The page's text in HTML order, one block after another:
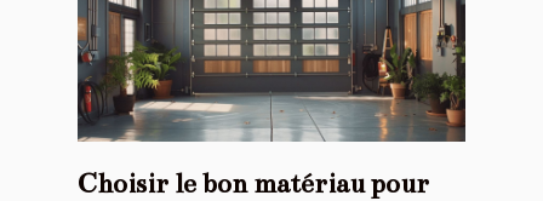
Choisir le bon matériau pour